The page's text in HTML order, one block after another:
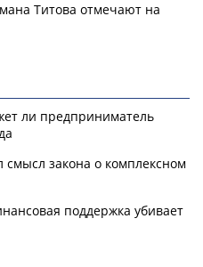
Титова отмечают на
ли предприниматель
смысл закона о комплексном
поддержка убивает